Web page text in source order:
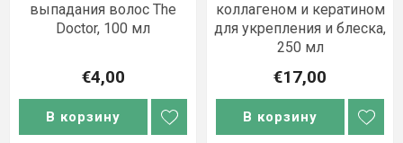
выпадания волос The
Doctor, 100 мл
€4,00
В корзину
коллагеном и кератином
для укрепления и блеска,
250 мл
€17,00
В корзину